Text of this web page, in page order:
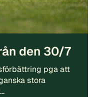
den 30/7
pga att
stora